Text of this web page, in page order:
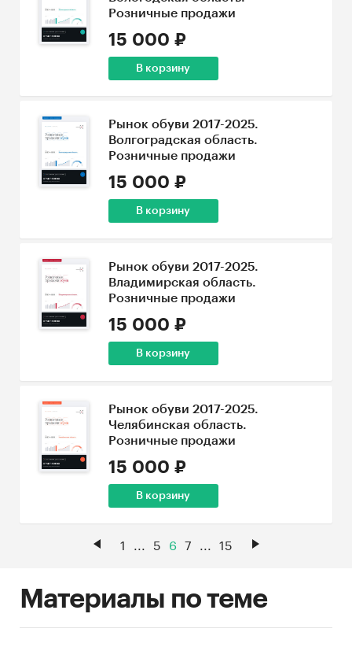
Розничные продажи
15 000 ₽
В корзину
Рынок обуви 2017-2025.
Волгоградская область.
Розничные продажи
15 000 ₽
В корзину
Рынок обуви 2017-2025.
Владимирская область.
Розничные продажи
15 000 ₽
В корзину
Рынок обуви 2017-2025.
Челябинская область.
Розничные продажи
15 000 ₽
В корзину
1 ... 5 6 7 ... 15
Материалы по теме